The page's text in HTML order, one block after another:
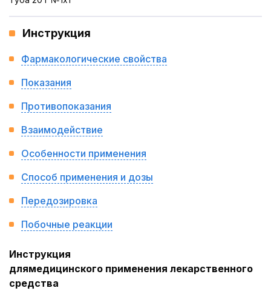
Инструкция
Фармакологические свойства
Показания
Противопоказания
Взаимодействие
Особенности применения
Способ применения и дозы
Передозировка
Побочные реакции
Инструкция
длямедицинского применения лекарственного
средства